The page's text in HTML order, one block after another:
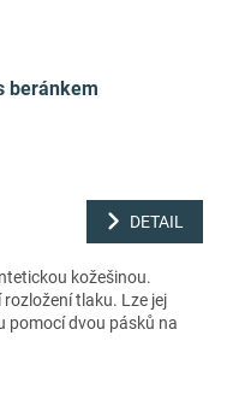
beránkem
DETAIL
kožešinou.
tlaku. Lze jej
pomocí dvou pásků na